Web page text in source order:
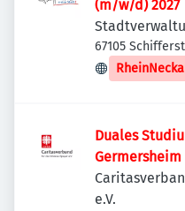
(m/w/d) 2027
67105
Duales
Germersheim
e.V.